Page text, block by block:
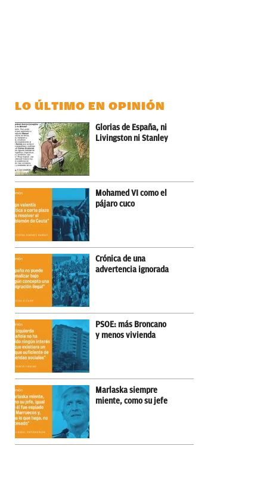
LO ÚLTIMO EN OPINIÓN
Glorias de España, ni
Livingston ni Stanley
Mohamed VI como el
pájaro cuco
Crónica de una
advertencia ignorada
PSOE: más Broncano
y menos vivienda
Marlaska siempre
miente, como su jefe